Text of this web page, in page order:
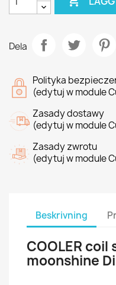
Dela
Polityka
(edytuj w module
Zasady dostawy
(edytuj w module
Zasady zwrotu
(edytuj w module
Beskrivning
COOLER coil
moonshine